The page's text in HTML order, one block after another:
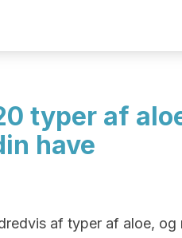
typer af
have
af typer af aloe,